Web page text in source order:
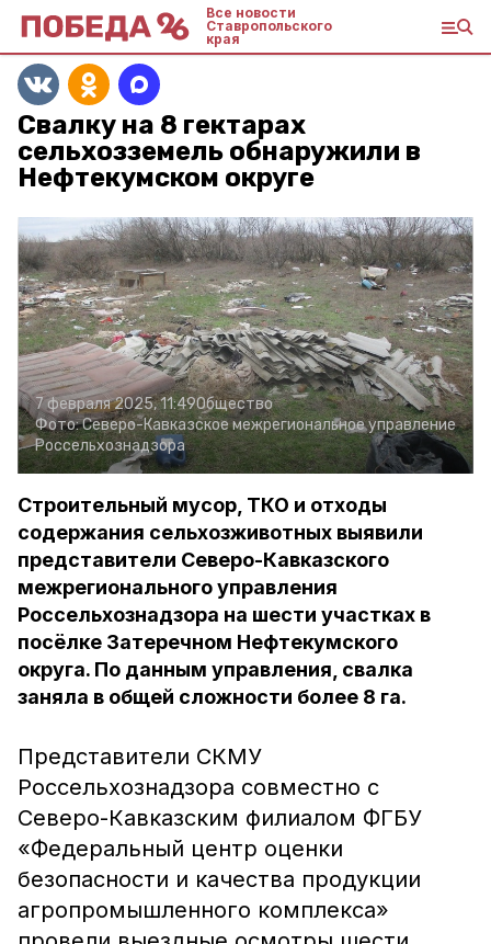
Все новости
Ставропольского
края
Свалку на 8 гектарах
сельхозземель обнаружили в
Нефтекумском округе
7 февраля 2025, 11:49Общество
Фото:Северо-Кавказское межрегиональное управление
Россельхознадзора
Строительный мусор, ТКО и отходы
содержания сельхозживотных выявили
представители Северо-Кавказского
межрегионального управления
Россельхознадзора на шести участках в
посёлке Затеречном Нефтекумского
округа. По данным управления, свалка
заняла в общей сложности более 8 га.
Представители СКМУ
Россельхознадзора совместно с
Северо-Кавказским филиалом ФГБУ
«Федеральный центр оценки
безопасности и качества продукции
агропромышленного комплекса»